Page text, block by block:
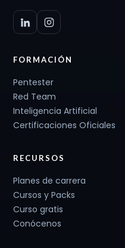
FORMACIÓN
Pentester
Red Team
Inteligencia Artificial
Certificaciones Oficiales
RECURSOS
Planes de carrera
Cursos y Packs
Curso gratis
Conócenos